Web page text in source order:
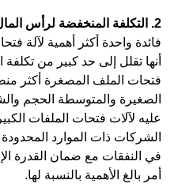
2. التكلفة المنخفضة لرأس المال
فائدة واحدة أكثر أهمية لآلة
أنها تقلل إلى حد كبير من
فتحات الملف المصغرة أكثر
الصغيرة والمتوسطة الحجم
عليه لآلات فتحات الملفات
الشركات ذات الموارد
في النفقات مع ضمان القدرة
أمر بالغ الأهمية بالنسبة لها.